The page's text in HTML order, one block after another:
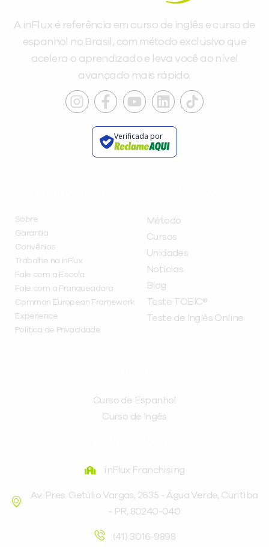
A inFlux é referência em curso de inglês e curso de
espanhol no Brasil, com método exclusivo que
acelera o aprendizado e leva você ao nível
avançado mais rápido.
Verificada por
Sobre
Garantia
Convênios
Trabalhe na inFlux
Fale com a Escola
Fale com a Franqueadora
Common European Framework
Experience
Política de Privacidade
Método
Cursos
Unidades
Notícias
Blog
Teste TOEIC®
Teste de Inglês Online
Curso de Espanhol
Curso de Ingês
inFlux Franchising
Av. Pres. Getúlio Vargas, 2635 - Água Verde, Curitiba
- PR, 80240-040
(41) 3016-9898